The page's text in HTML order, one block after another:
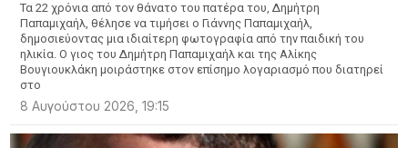
Τα 22 χρόνια από τον θάνατο του πατέρα του, Δημήτρη
Παπαμιχαήλ, θέλησε να τιμήσει ο Γιάννης Παπαμιχαήλ,
δημοσιεύοντας μια ιδιαίτερη φωτογραφία από την παιδική του
ηλικία. Ο γιος του Δημήτρη Παπαμιχαήλ και της Αλίκης
Βουγιουκλάκη μοιράστηκε στον επίσημο λογαριασμό που διατηρεί
στο
8 Αυγούστου 2026, 19:15